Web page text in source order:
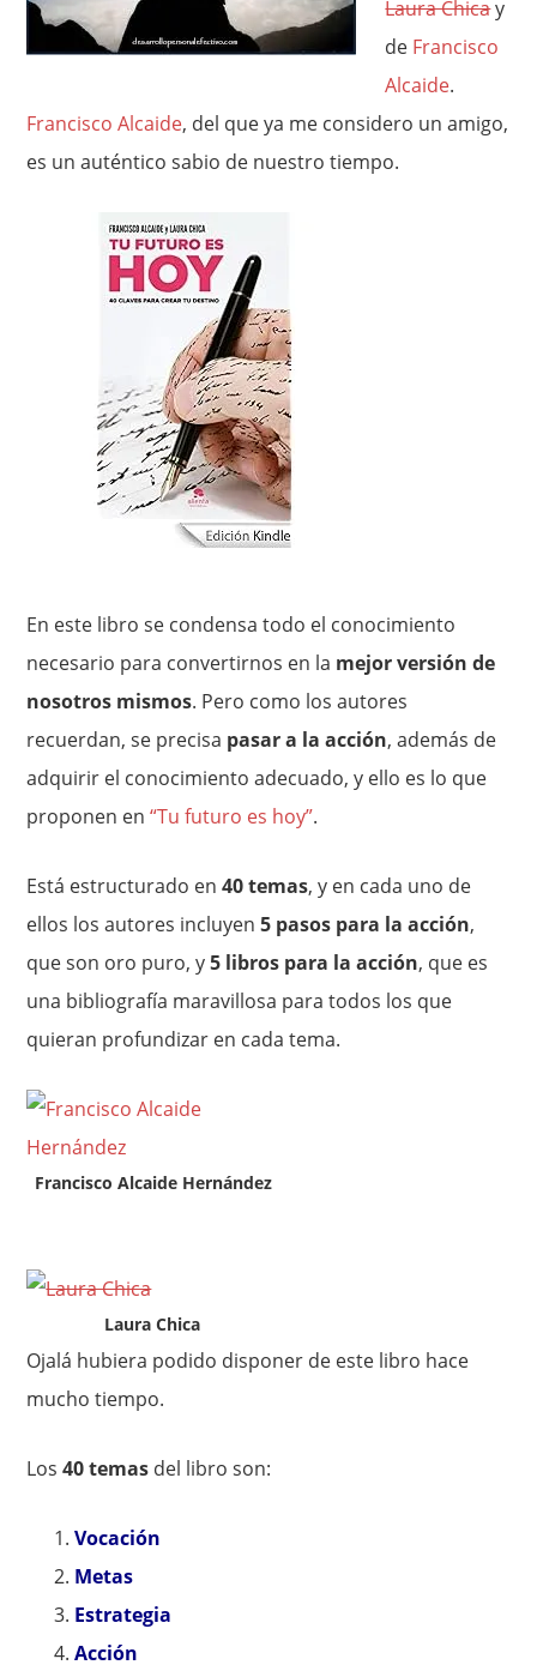
Laura Chicay
de Francisco
Alcaide.
Francisco Alcaide, del que ya me considero un amigo,
es un auténtico sabio de nuestro tiempo.
En este libro se condensa todo el conocimiento
necesario para convertirnos en la mejor versión de
nosotros mismos. Pero como los autores
recuerdan, se precisa pasar a la acción, además de
adquirir el conocimiento adecuado, y ello es lo que
proponen en“Tu futuro es hoy”.
Está estructurado en40 temas, y en cada uno de
ellos los autores incluyen5 pasos para la acción,
que son oro puro, y5 libros para la acción, que es
una bibliografía maravillosa para todos los que
quieran profundizar en cada tema.
Francisco Alcaide Hernández
Laura Chica
Ojalá hubiera podido disponer de este libro hace
mucho tiempo.
Los40 temas del libro son:
Vocación
Metas
Estrategia
Acción